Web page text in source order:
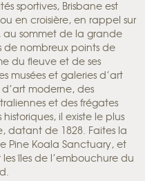
sportives, Brisbane est
en croisière, en rappel sur
au sommet de la grande
de nombreux points de
du fleuve et de ses
musées et galeries d’art
moderne, des
et des frégates
il existe le plus
datant de 1828. Faites la
Pine Koala Sanctuary, et
îles de l’embouchure du